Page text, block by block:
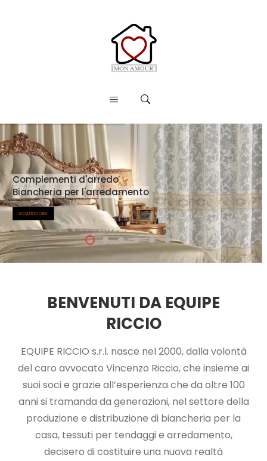
Complementi d'arredo
Biancheria per l'arredamento
ACQUISTA ORA
BENVENUTI DA EQUIPE
RICCIO
EQUIPE RICCIO s.r.l. nasce nel 2000, dalla volontà
del caro avvocato Vincenzo Riccio, che insieme ai
suoi soci e grazie all’esperienza che da oltre 100
anni si tramanda da generazioni, nel settore della
produzione e distribuzione di biancheria per la
casa, tessuti per tendaggi e arredamento,
decisero di costituire una nuova realtà